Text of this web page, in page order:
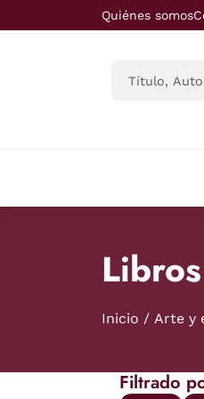
Saltar al contenido principal
Quiénes somos
Inicio Arte y
Filtrado